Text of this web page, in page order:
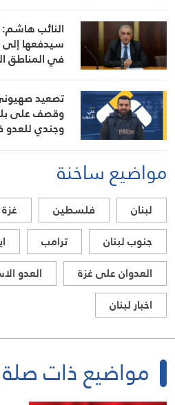
النائب هاشم:
سيدفعها إلى
في المناطق
تصعيد
وقصف على
وجندي
مواضيع ساخنة
لبنان فلسطين غزة
جنوب لبنان
ترامب
العدوان على غزة
العدو
اخبار لبنان
مواضيع ذات صلة